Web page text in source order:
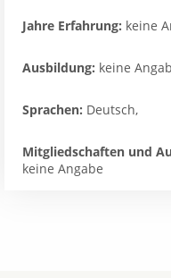
Jahre Erfahrung: keine
Ausbildung: keine
Sprachen: Deutsch,
Mitgliedschaften und
keine Angabe